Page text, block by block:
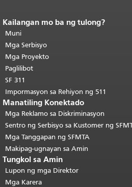
Katapusan ng nilalaman ng
pahina.
pahinang ito ay nauulit sa bawat
pahina.Bumalik sa tuktok ng
pangunahing nilalaman
Kailangan mo ba ng tulong?
Muni
Mga Serbisyo
Mga Proyekto
Paglilibot
SF 311
Impormasyon sa Rehiyon ng 511
Manatiling Konektado
Mga Reklamo sa Diskriminasyon
Sentro ng Serbisyo sa Kustomer ng
Mga Tanggapan ng SFMTA
Makipag-ugnayan sa Amin
Tungkol sa Amin
Lupon ng mga Direktor
Mga Karera